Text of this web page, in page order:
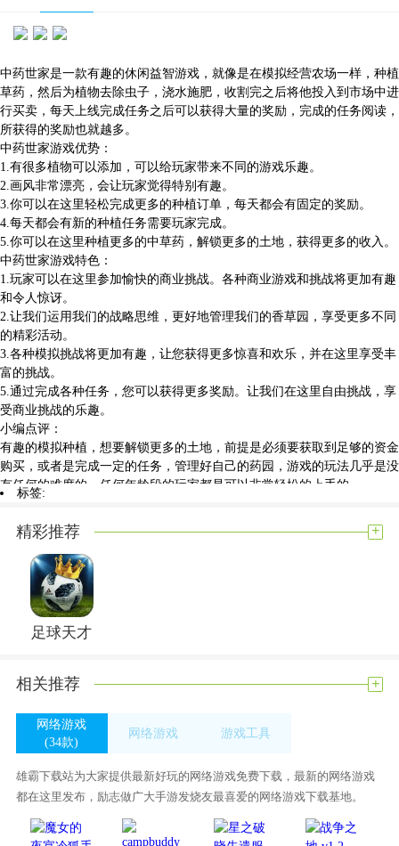
中药世家是一款有趣的休闲益智游戏，就像是在模拟经营农场一样，种植
草药，然后为植物去除虫子，浇水施肥，收割完之后将他投入到市场中进
行买卖，每天上线完成任务之后可以获得大量的奖励，完成的任务阅读，
所获得的奖励也就越多。
中药世家游戏优势：
1.有很多植物可以添加，可以给玩家带来不同的游戏乐趣。
2.画风非常漂亮，会让玩家觉得特别有趣。
3.你可以在这里轻松完成更多的种植订单，每天都会有固定的奖励。
4.每天都会有新的种植任务需要玩家完成。
5.你可以在这里种植更多的中草药，解锁更多的土地，获得更多的收入。
中药世家游戏特色：
1.玩家可以在这里参加愉快的商业挑战。各种商业游戏和挑战将更加有趣
和令人惊讶。
2.让我们运用我们的战略思维，更好地管理我们的香草园，享受更多不同
的精彩活动。
3.各种模拟挑战将更加有趣，让您获得更多惊喜和欢乐，并在这里享受丰
富的挑战。
5.通过完成各种任务，您可以获得更多奖励。让我们在这里自由挑战，享
受商业挑战的乐趣。
小编点评：
有趣的模拟种植，想要解锁更多的土地，前提是必须要获取到足够的资金
购买，或者是完成一定的任务，管理好自己的药园，游戏的玩法几乎是没
有任何的难度的，任何年龄段的玩家都是可以非常轻松的上手的。
标签:
精彩推荐 +
足球天才
相关推荐 +
网络游戏
(34款)
网络游戏
游戏工具
雄霸下载站为大家提供最新好玩的网络游戏免费下载，最新的网络游戏
都在这里发布，励志做广大手游发烧友最喜爱的网络游戏下载基地。